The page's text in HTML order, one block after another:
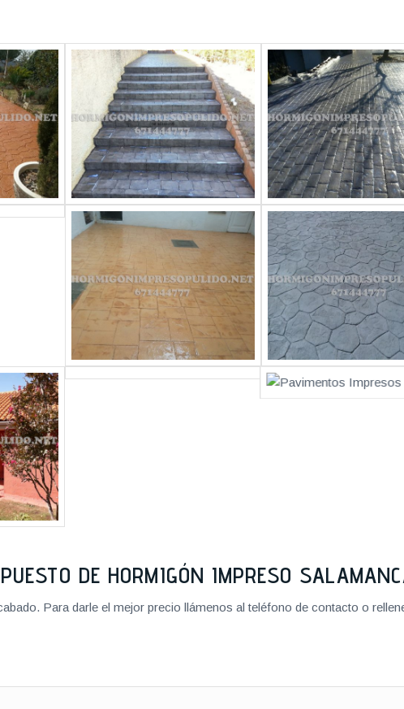
DE HORMIGÓN IMPRESO
Para darle el mejor precio llámenos al teléfono de contacto o